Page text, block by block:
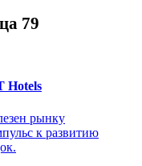
79
Hotels
рынку
к развитию